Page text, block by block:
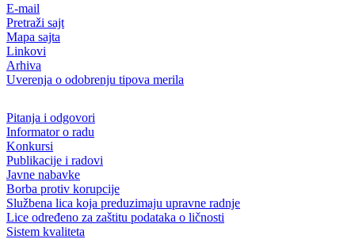
E-mail
Pretraži sajt
Mapa sajta
Linkovi
Arhiva
Uverenja o odobrenju tipova merila
Pitanja i odgovori
Informator o radu
Konkursi
Publikacije i radovi
Javne nabavke
Borba protiv korupcije
Službena lica koja preduzimaju upravne radnje
Lice određeno za zaštitu podataka o ličnosti
Sistem kvaliteta